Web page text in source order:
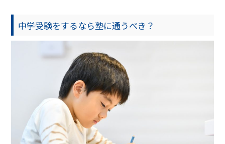
中学受験をするなら塾に通うべき？